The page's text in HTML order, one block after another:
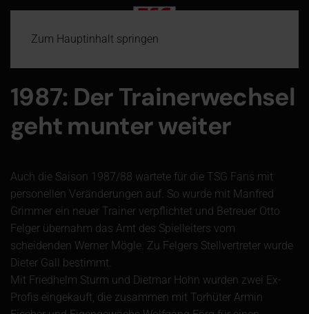
Zum Hauptinhalt springen
1987: Der Trainerwechsel
geht munter weiter
Auch die Saison 1987/88 wartete für die TSG Fans mit
personellen Veränderungen auf. So wurde mit Manfred
Grimmer ein neuer Trainer verpflichtet und Betreuer Otto
Felger übernahm das Amt des Spielleiters vom
scheidenden Werner Mögle. Zu Felgers Stellvertreter wurde
Dieter Gall bestimmt.
Mit Friedhelm Sturm und Dietmar Hohn wurden zwei Ex-
Profis eingekauft, die zusammen mit Torhüter Armin